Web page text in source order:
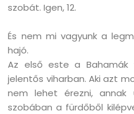
szobát. Igen, 12.
És nem mi vagyunk a
hajó.
Az első este a
jelentős viharban. Aki azt
nem lehet érezni, annak
szobában a fürdőből